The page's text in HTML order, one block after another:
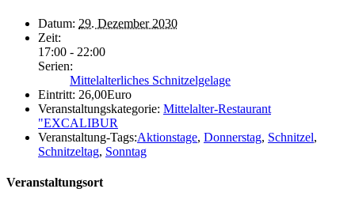
Datum: 29. Dezember 2030
Zeit:
17:00 - 22:00
Serien:
Mittelalterliches Schnitzelgelage
Eintritt: 26,00Euro
Veranstaltungskategorie: Mittelalter-Restaurant
"EXCALIBUR
Veranstaltung-Tags:Aktionstage, Donnerstag, Schnitzel,
Schnitzeltag, Sonntag
Veranstaltungsort